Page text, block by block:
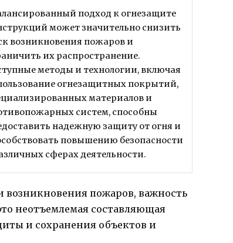
подход к огнезащите
может значительно снизить
возникновения пожаров и
их распространение.
методы и технологии, включая
огнезащитных покрытий,
материалов и
систем, способны
надежную защиту от огня и
повышению безопасности
сферах деятельности.
возникновения пожаров, важность
неотъемлемая составляющая
и сохранения объектов и